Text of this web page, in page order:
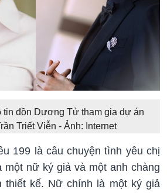
tin đồn Dương Tử tham gia dự án
Triết Viễn - Ảnh: Internet
199 là câu chuyện tình yêu chị
một nữ ký giả và một anh chàng
thiết kế. Nữ chính là một ký giả